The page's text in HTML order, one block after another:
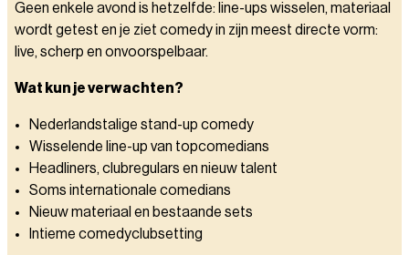
Geen enkele avond is hetzelfde: line-ups wisselen, materiaal
wordt getest en je ziet comedy in zijn meest directe vorm:
live, scherp en onvoorspelbaar.
Wat kun je verwachten?
Nederlandstalige stand-up comedy
Wisselende line-up van topcomedians
Headliners, clubregulars en nieuw talent
Soms internationale comedians
Nieuw materiaal en bestaande sets
Intieme comedyclubsetting